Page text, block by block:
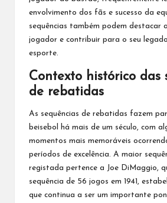
envolvimento dos fãs e sucesso da
sequências também podem destacar
jogador e contribuir para o seu
esporte.
Contexto histórico das
de rebatidas
As sequências de rebatidas fazem
beisebol
há mais de um século, com
momentos mais memoráveis
períodos de excelência. A maior
registada pertence a Joe DiMaggio,
sequência de 56 jogos em 1941,
que continua a ser um importante